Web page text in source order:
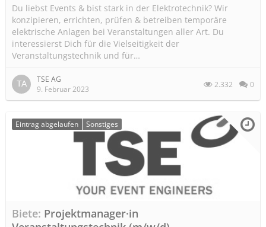
Du liebst Events & bist stark in der Elektrotechnik? Wir
konzipieren, errichten, prüfen & betreiben temporäre
elektrische Anlagen bei Veranstaltungen aller Art. Du
interessierst Dich für die Vielseitigkeit der
Veranstaltungstechnik und für…
TSE AG
9. Februar 2023
2.332 0
Eintrag abgelaufen Sonstiges
Biete Projektmanager·in